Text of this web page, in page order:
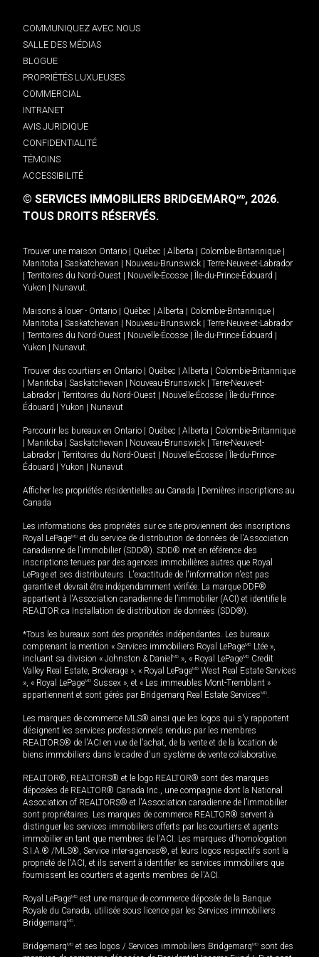
COMMUNIQUEZ AVEC NOUS
SALLE DES MÉDIAS
BLOGUE
PROPRIÉTÉS LUXUEUSES
COMMERCIAL
INTRANET
AVIS JURIDIQUE
CONFIDENTIALITÉ
TÉMOINS
ACCESSIBILITÉ
© SERVICES IMMOBILIERS BRIDGEMARQMD, 2026.
TOUS DROITS RÉSERVÉS.
Trouver une maison Ontario Québec Alberta Colombie-Britannique
Manitoba
Saskatchewan Nouveau-Brunswick
Terre-Neuve-et-Labrador
Territoires du Nord-Ouest Nouvelle-Écosse Île-du-Prince-Édouard
Yukon
Nunavut.
Maisons à louer - Ontario Québec Alberta Colombie-Britannique
Manitoba
Saskatchewan Nouveau-Brunswick
Terre-Neuve-et-Labrador
Territoires du Nord-Ouest Nouvelle-Écosse Île-du-Prince-Édouard
Yukon
Nunavut.
Trouver des courtiers en Ontario Québec Alberta
Colombie-Britannique
Manitoba Saskatchewan Nouveau-Brunswick
Terre-Neuve-et-
Labrador
Territoires du Nord-Ouest Nouvelle-Écosse
Île-du-Prince-
Édouard
Yukon Nunavut
Parcourir les bureaux en Ontario Québec Alberta
Colombie-Britannique
Manitoba Saskatchewan Nouveau-Brunswick
Terre-Neuve-et-
Labrador
Territoires du Nord-Ouest Nouvelle-Écosse
Île-du-Prince-
Édouard
Yukon Nunavut
Afficher les propriétés résidentielles au Canada
Dernières inscriptions au
Canada
Les informations des propriétés sur ce site proviennent des inscriptions
Royal LePageMD et du service de distribution de données de l'Association
canadienne de l’immobilier (SDD®). SDD® met en référence des
inscriptions tenues par des agences immobilières autres que Royal
LePage et ses distributeurs. L'exactitude de l'information n'est pas
garantie et devrait être indépendamment vérifiée. La marque DDF®
appartient à l'Association canadienne de l’immobilier (ACI) et identifie le
REALTOR.ca Installation de distribution de données (SDD®).
*Tous les bureaux sont des propriétés indépendantes. Les bureaux
comprenant la mention « Services immobiliers Royal LePageMD Ltée »,
incluant sa division « Johnston & Daniel MD », « Royal LePageMD Credit
Valley Real Estate, Brokerage », « Royal LePageMD West Real Estate Services
», « Royal LePageMD Sussex », et « Les immeubles Mont-Tremblant »
appartiennent et sont gérés par Bridgemarq Real Estate ServicesMD.
Les marques de commerce MLS® ainsi que les logos qui s'y rapportent
désignent les services professionnels rendus par les membres
REALTORS® de l'ACI en vue de l'achat, de la vente et de la location de
biens immobiliers dans le cadre d'un système de vente collaborative.
REALTOR®, REALTORS® et le logo REALTOR® sont des marques
déposées de REALTOR® Canada Inc., une compagnie dont la National
Association of REALTORS® et l'Association canadienne de l’immobilier
sont propriétaires. Les marques de commerce REALTOR® servent à
distinguer les services immobiliers offerts par les courtiers et agents
immobilier en tant que membres de l'ACI. Les marques d'homologation
S.I.A.® /MLS®, Service inter-agences®, et leurs logos respectifs sont la
propriété de l'ACI, et ils servent à identifier les services immobiliers que
fournissent les courtiers et agents membres de l'ACI.
Royal LePageMD est une marque de commerce déposée de la Banque
Royale du Canada, utilisée sous licence par les Services immobiliers
BridgemarqMD.
BridgemarqMD et ses logos / Services immobiliers BridgemarqMD sont des